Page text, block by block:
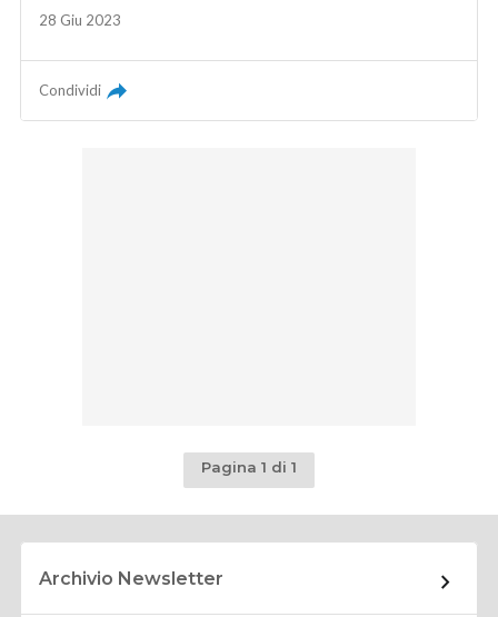
28 Giu 2023
Condividi
Pagina 1 di 1
Archivio Newsletter